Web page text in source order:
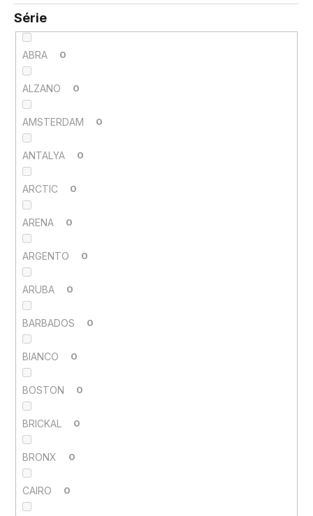
Série
ABRA 0
ALZANO 0
AMSTERDAM 0
ANTALYA 0
ARCTIC 0
ARENA 0
ARGENTO 0
ARUBA 0
BARBADOS 0
BIANCO 0
BOSTON 0
BRICKAL 0
BRONX 0
CAIRO 0